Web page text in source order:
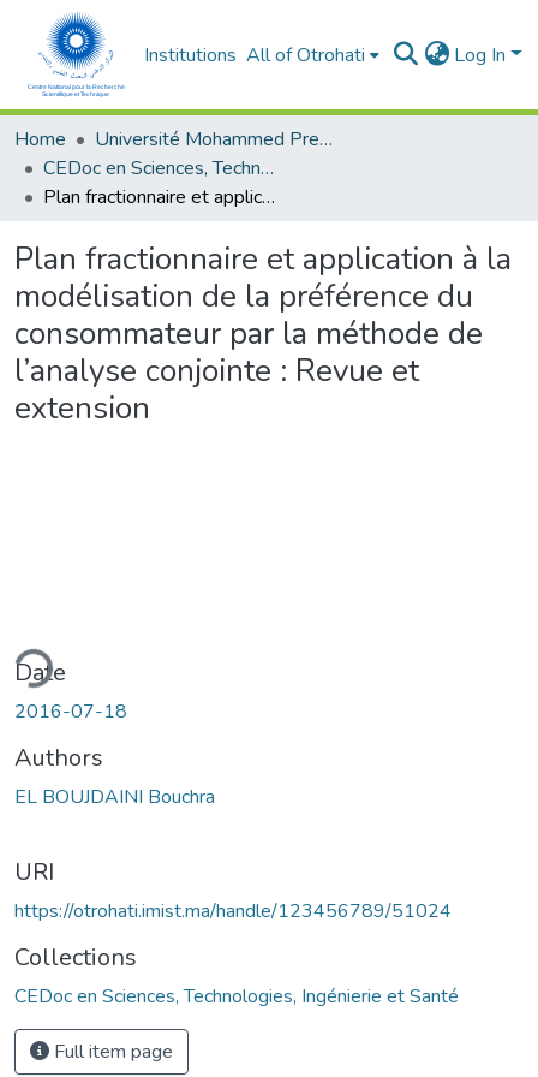
Institutions All of Otrohati Log In
Home
Université Mohammed Premier - Oujda
CEDoc en Sciences, Technologies, Ingénierie et Santé
Plan fractionnaire et application à la modélisation de la préférence du consommateur par la méthode de l’analyse conjointe : Revue et extension
Plan fractionnaire et application à la
modélisation de la préférence du
consommateur par la méthode de
l’analyse conjointe : Revue et
extension
Date
2016-07-18
Authors
EL BOUJDAINI Bouchra
URI
https://otrohati.imist.ma/handle/123456789/51024
Collections
CEDoc en Sciences, Technologies, Ingénierie et Santé
Full item page